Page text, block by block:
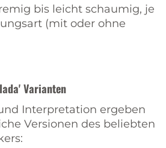
bis leicht schaumig, je
(mit oder ohne
Varianten
Interpretation ergeben
Versionen des beliebten